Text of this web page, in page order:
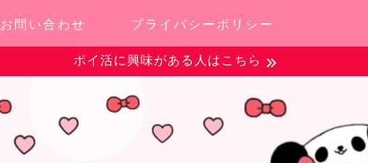
お問い合わせ プライバシーポリシー
ポイ活に興味がある人はこちら